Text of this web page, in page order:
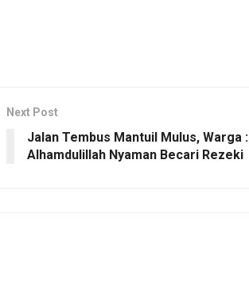
Next Post
Jalan Tembus Mantuil Mulus, Warga :
Alhamdulillah Nyaman Becari Rezeki